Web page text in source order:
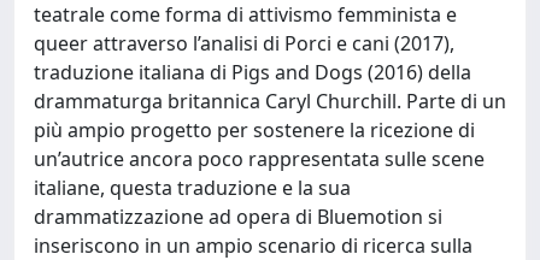
teatrale come forma di attivismo femminista e
queer attraverso l’analisi di Porci e cani (2017),
traduzione italiana di Pigs and Dogs (2016) della
drammaturga britannica Caryl Churchill. Parte di un
più ampio progetto per sostenere la ricezione di
un’autrice ancora poco rappresentata sulle scene
italiane, questa traduzione e la sua
drammatizzazione ad opera di Bluemotion si
inseriscono in un ampio scenario di ricerca sulla